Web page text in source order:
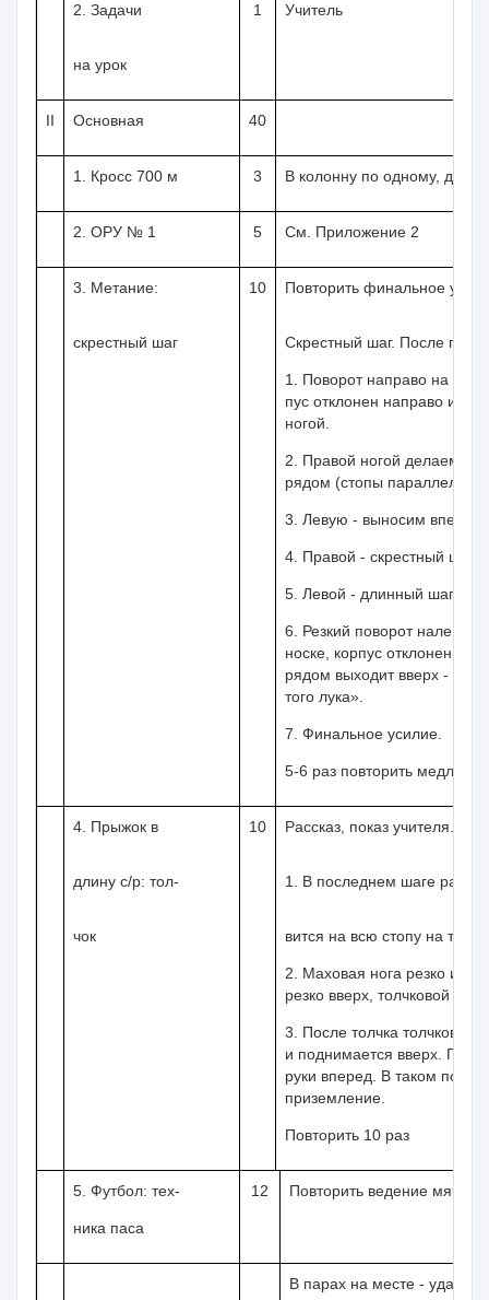
2. Задачи 1 Учитель
на урок
II Основная 40
1. Кросс 700 м 3 В колонну по одному,
2. ОРУ № 1 5 См. Приложение 2
3. Метание: 10 Повторить финальное
скрестный шаг Скрестный шаг. После
1. Поворот направо на
пус отклонен направо и
ногой.
2. Правой ногой делаем
рядом (стопы
3. Левую - выносим вперед
4. Правой - скрестный шаг
5. Левой - длинный шаг в
6. Резкий поворот налево
носке, корпус отклонен
рядом выходит вверх -
того лука».
7. Финальное усилие.
5-6 раз повторить
4. Прыжок в 10 Рассказ, показ учителя.
длину с/р: тол- 1. В последнем шаге
чок вится на всю стопу на
2. Маховая нога резко идет
резко вверх, толчковой
3. После толчка толчковая
и поднимается вверх.
руки вперед. В таком
приземление.
Повторить 10 раз
5. Футбол: тех-
ника паса
12 Повторить ведение мяча -
В парах на месте - удары